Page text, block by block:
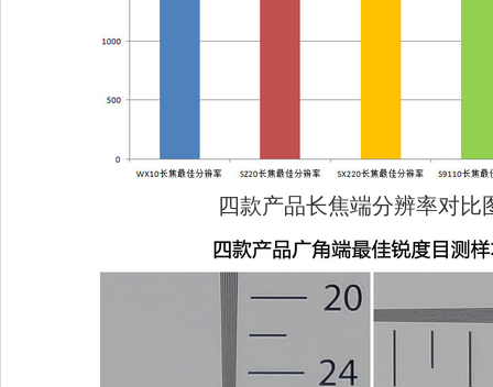
四款产品长焦端分辨率对比